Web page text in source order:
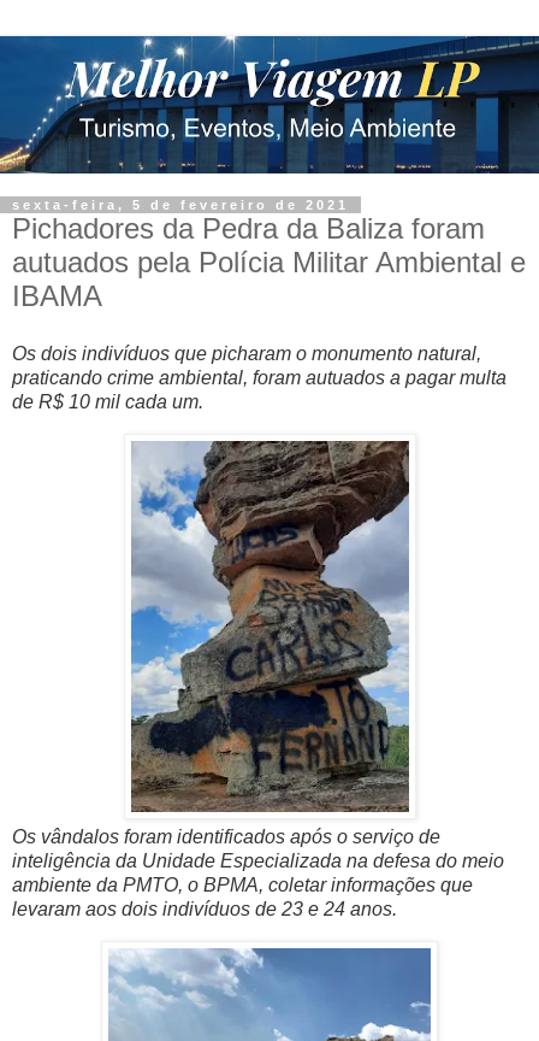
sexta-feira, 5 de fevereiro de 2021
Pichadores da Pedra da Baliza foram
autuados pela Polícia Militar Ambiental e
IBAMA
Os dois indivíduos que picharam o monumento natural,
praticando crime ambiental, foram autuados a pagar multa
de R$ 10 mil cada um.
Os vândalos foram identificados após o serviço de
inteligência da Unidade Especializada na defesa do meio
ambiente da PMTO, o BPMA, coletar informações que
levaram aos dois indivíduos de 23 e 24 anos.